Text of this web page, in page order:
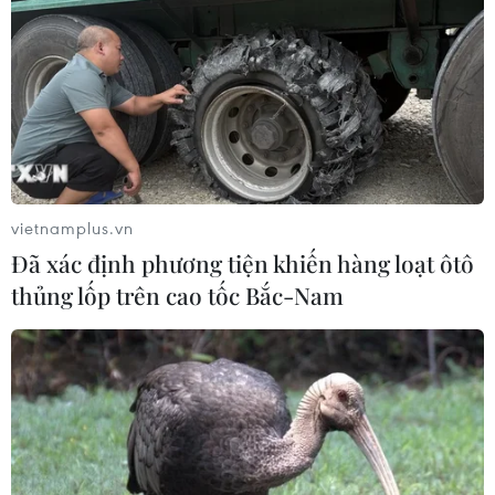
Liên quan đến vụ việc bảy người tử vong sau lễ hội âm
nhạc điện tử tại Công viên Hồ Tây, bước đầu, cơ quan
công an đã tìm thấy bóng cười cùng các tinh thể màu
trắng tại hiện trường nghi là ma túy.
vietnamplus.vn
Đã xác định phương tiện khiến hàng loạt ôtô
thủng lốp trên cao tốc Bắc-Nam